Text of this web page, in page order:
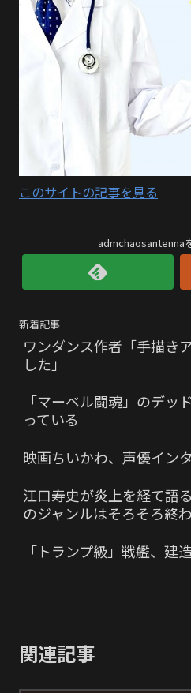
このサイトの記事を見る
admchaosantenna
新着記事
ワンダンス作者「手描き
した」
「マーベル闘魂」のデッ
っている
映画ちいかわ、声優イン
江口寿史が炎上を経て語
のジャンルはそろそろ終
「トランプ級」戦艦、
関連記事